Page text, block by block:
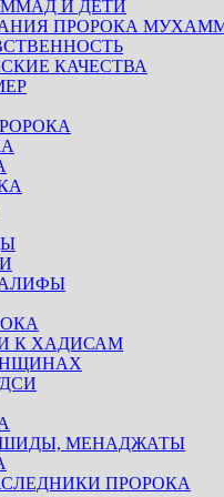
И ДЕТИ
ПРОРОКА
КАЧЕСТВА
К ХАДИСАМ
МЕНАДЖАТЫ
ПРОРОКА